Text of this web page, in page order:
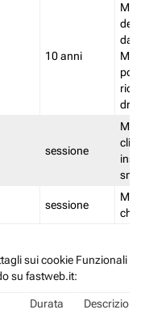
10 anni
delle
sessione
sessione
sui cookie Funzionali
su fastweb.it:
Durata Descrizione